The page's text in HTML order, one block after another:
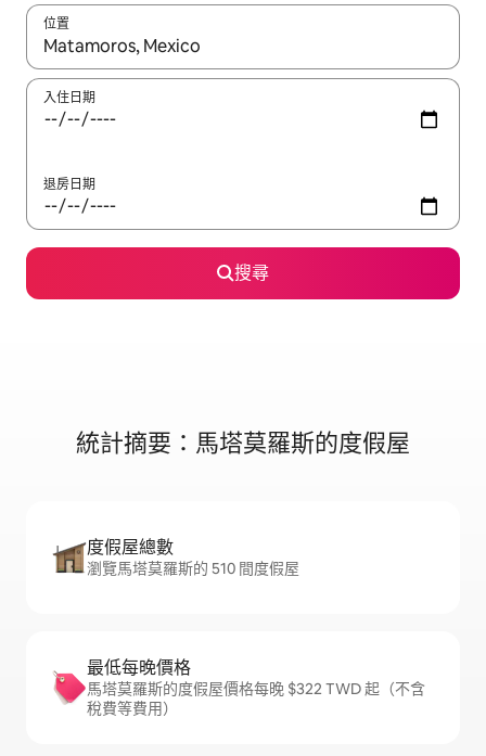
位置
如有搜尋結果，瀏覽內容時請使用上下箭頭，或輕點、滑動裝置。
入住日期
退房日期
搜尋
統計摘要：馬塔莫羅斯的度假屋
度假屋總數
瀏覽馬塔莫羅斯的 510 間度假屋
最低每晚價格
馬塔莫羅斯的度假屋價格每晚 $322 TWD 起（不含
稅費等費用）